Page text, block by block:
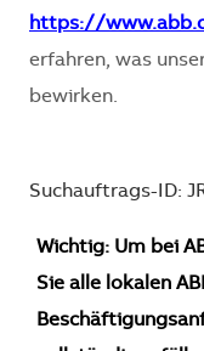
https://
erfahren, was
bewirken.
Suchauftrags-ID:
Wichtig: Um bei
Sie alle lokalen